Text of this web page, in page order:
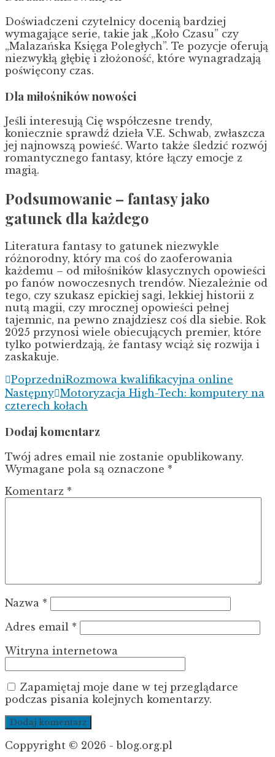
Doświadczeni czytelnicy docenią bardziej
wymagające serie, takie jak „Koło Czasu” czy
„Malazańska Księga Poległych”. Te pozycje oferują
niezwykłą głębię i złożoność, które wynagradzają
poświęcony czas.
Dla miłośników nowości
Jeśli interesują Cię współczesne trendy,
koniecznie sprawdź dzieła V.E. Schwab, zwłaszcza
jej najnowszą powieść. Warto także śledzić rozwój
romantycznego fantasy, które łączy emocje z
magią.
Podsumowanie – fantasy jako
gatunek dla każdego
Literatura fantasy to gatunek niezwykle
różnorodny, który ma coś do zaoferowania
każdemu – od miłośników klasycznych opowieści
po fanów nowoczesnych trendów. Niezależnie od
tego, czy szukasz epickiej sagi, lekkiej historii z
nutą magii, czy mrocznej opowieści pełnej
tajemnic, na pewno znajdziesz coś dla siebie. Rok
2025 przynosi wiele obiecujących premier, które
tylko potwierdzają, że fantasy wciąż się rozwija i
zaskakuje.
PoprzedniRozmowa kwalifikacyjna online
Następny Motoryzacja High-Tech: komputery na
czterech kołach
Dodaj komentarz
Twój adres email nie zostanie opublikowany.
Wymagane pola są oznaczone *
Komentarz *
Nazwa *
Adres email *
Witryna internetowa
Zapamiętaj moje dane w tej przeglądarce
podczas pisania kolejnych komentarzy.
Coppyright © 2026 - blog.org.pl